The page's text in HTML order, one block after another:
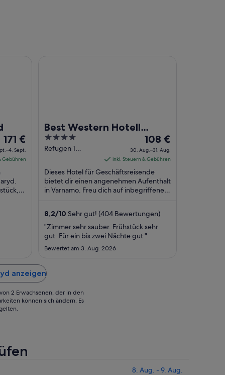
Der
Preis
beträgt
pro
Nacht
Sept.
171 €
Sept.
Gebühren
Best Western Hotell
Vidostern
4
out
5
Refugen 1
Der
Preis
beträgt
108 €
pro
Nacht
30.
Aug.
bis
108 €
30. Aug.–31. Aug.
inkl. Steuern & Gebühren
Dieses Hotel für Geschäftsreisende
bietet dir einen angenehmen Aufenthalt
in Varnamo. Freu dich auf inbegriffenes
8,2/10 Sehr gut! (404 Bewertungen)
"Zimmer sehr sauber. Frühstück sehr
gut. Für ein bis zwei Nächte gut."
Bewertet am 3. Aug. 2026
anzeigen
2 Erwachsenen, der in den
können sich ändern. Es
8. Aug. - 9. Aug.